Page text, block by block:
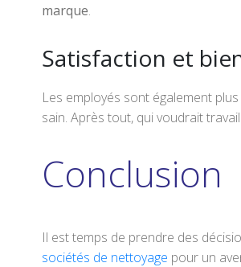
marque.
Satisfaction et
Les employés sont également
sain. Après tout, qui voudrait
Conclusion
Il est temps de prendre des
sociétés de nettoyage pour un